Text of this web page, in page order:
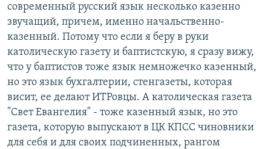
современный русский язык несколько казенно
звучащий, причем, именно начальственно-
казенный. Потому что если я беру в руки
католическую газету и баптистскую, я сразу вижу,
что у баптистов тоже язык немножечко казенный,
но это язык бухгалтерии, стенгазеты, которая
висит, ее делают ИТРовцы. А католическая газета
"Свет Евангелия" - тоже казенный язык, но это
газета, которую выпускают в ЦК КПСС чиновники
для себя и для своих подчиненных, рангом